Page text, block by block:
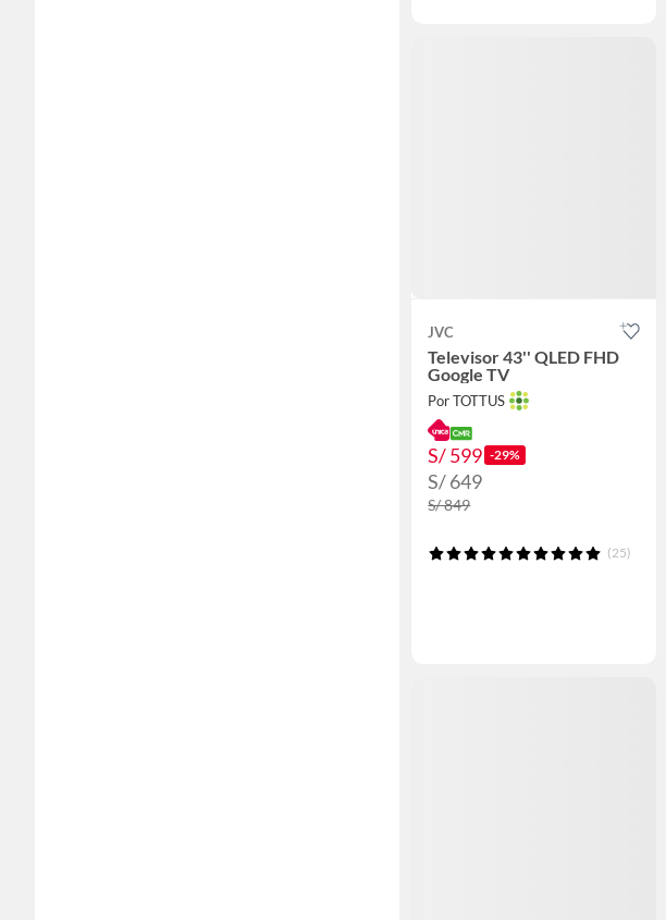
JVC
Televisor 43'' QLED FHD
Google TV
Por TOTTUS
S/ 599 -29%
S/ 649
S/ 849
(25)